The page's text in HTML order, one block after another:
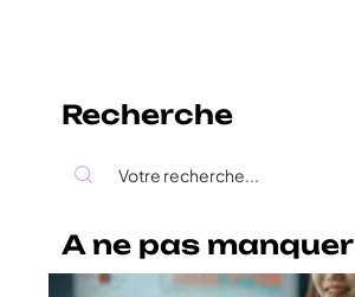
Recherche
A ne pas manquer